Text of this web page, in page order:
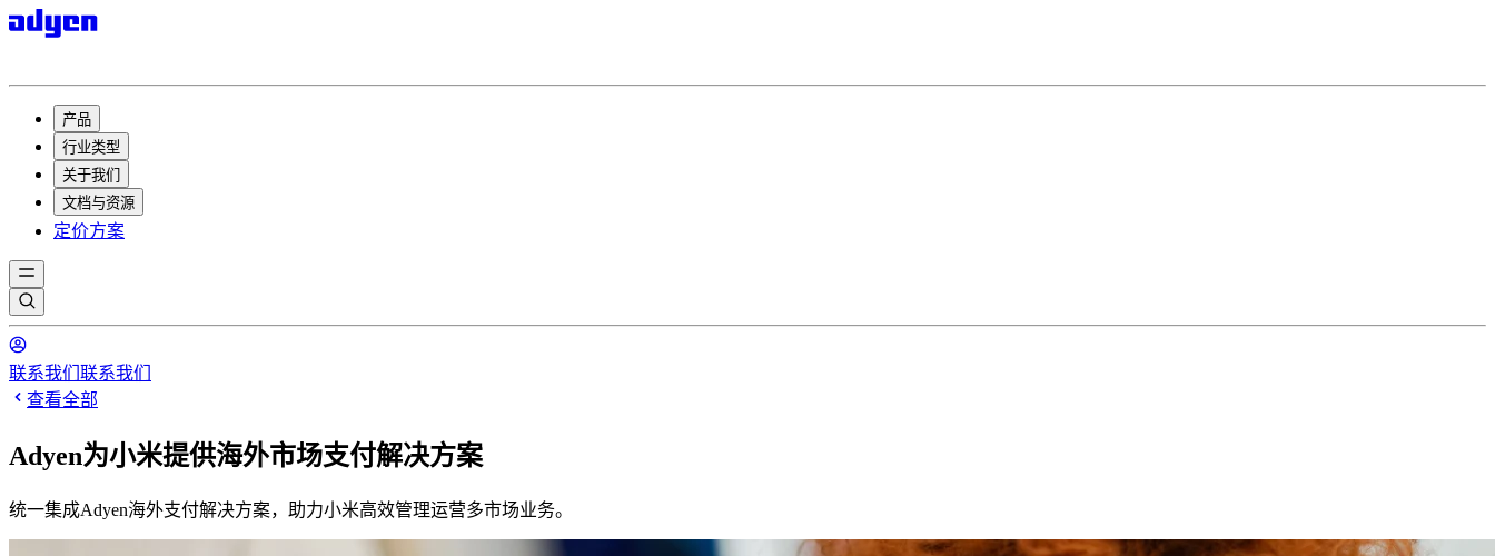
产品
行业类型
关于我们
文档与资源
定价方案
联系我们 联系我们
查看全部
Adyen为小米提供海外市场支付解决方案
统一集成Adyen海外支付解决方案，助力小米高效管理运营多市场业务。